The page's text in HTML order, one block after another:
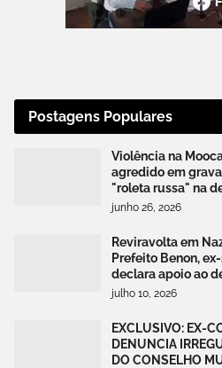
Postagens Populares
Violência na
agredido em
"roleta russa" na
junho 26, 2026
Reviravolta em
Prefeito Benon,
declara apoio ao
julho 10, 2026
EXCLUSIVO: EX-
DENUNCIA
DO CONSELHO